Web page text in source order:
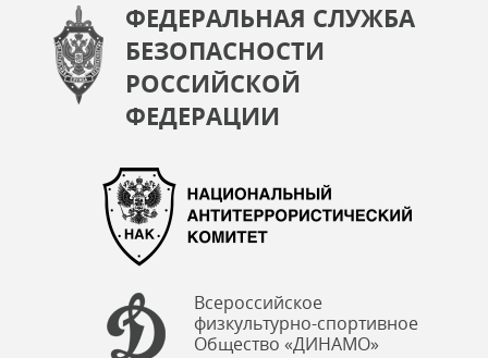
ФЕДЕРАЛЬНАЯ СЛУЖБА
БЕЗОПАСНОСТИ
РОССИЙСКОЙ
ФЕДЕРАЦИИ
Всероссийское
физкультурно-спортивное
Общество «ДИНАМО»